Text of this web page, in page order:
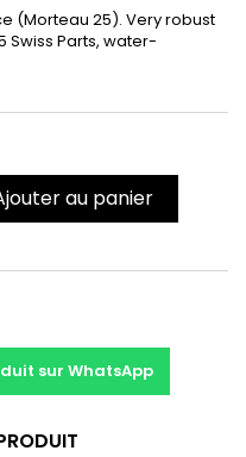
(Morteau 25). Very robust
Swiss Parts, water-
au panier
sur WhatsApp